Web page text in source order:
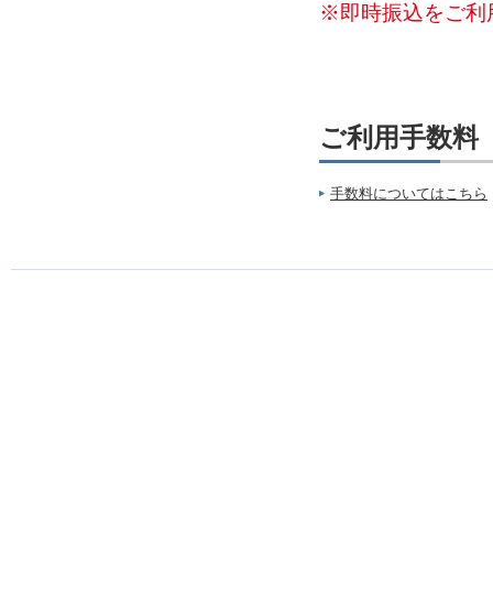
※即時振込をご利
ご利用手数料
手数料についてはこちら